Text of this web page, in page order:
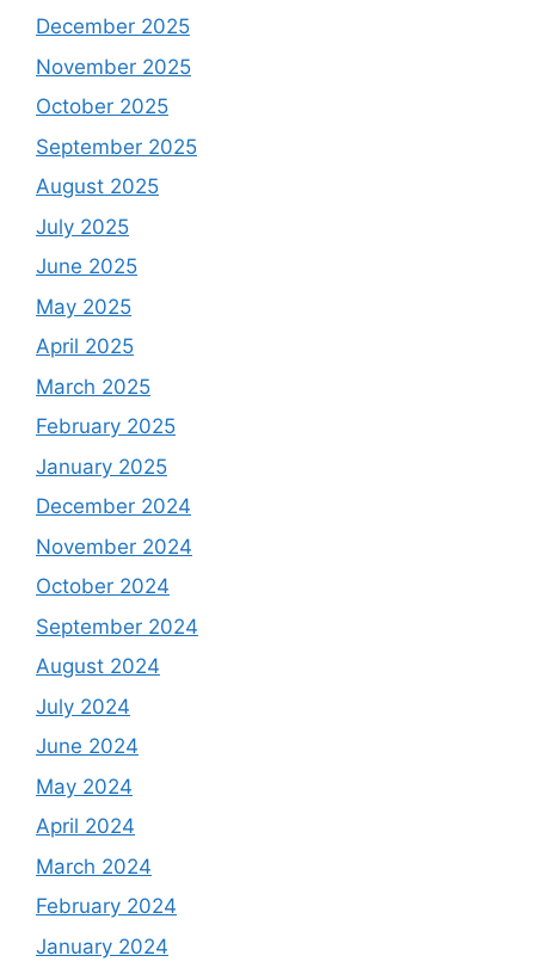
December 2025
November 2025
October 2025
September 2025
August 2025
July 2025
June 2025
May 2025
April 2025
March 2025
February 2025
January 2025
December 2024
November 2024
October 2024
September 2024
August 2024
July 2024
June 2024
May 2024
April 2024
March 2024
February 2024
January 2024